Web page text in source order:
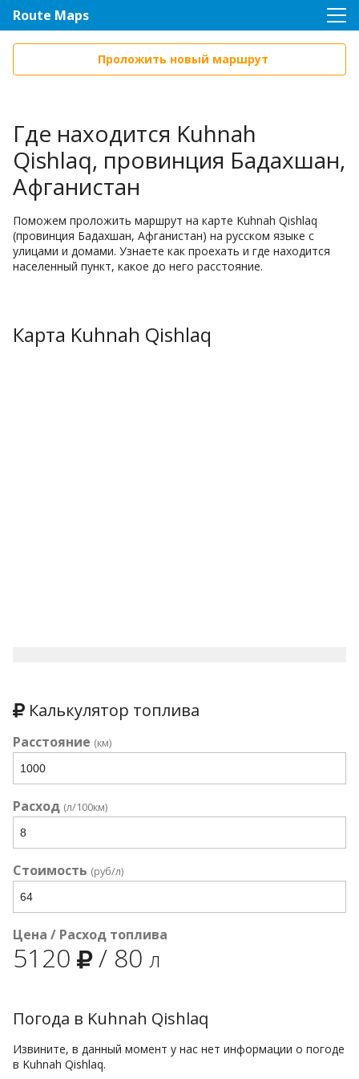
Route Maps
Проложить новый маршрут
Где находится Kuhnah
Qishlaq, провинция Бадахшан,
Афганистан
Поможем проложить маршрут на карте Kuhnah Qishlaq
(провинция Бадахшан, Афганистан) на русском языке с
улицами и домами. Узнаете как проехать и где находится
населенный пункт, какое до него расстояние.
Карта Kuhnah Qishlaq
Калькулятор топлива
Расстояние (км)
Расход (л/100км)
Стоимость (руб/л)
Цена / Расход топлива
5120 / 80 л
Погода в Kuhnah Qishlaq
Извините, в данный момент у нас нет информации о погоде
в Kuhnah Qishlaq.